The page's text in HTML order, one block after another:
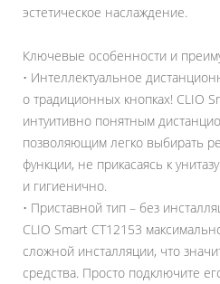
эстетическое наслаждение.
Ключевые особенности и
• Интеллектуальное
о традиционных кнопках! CLIO
интуитивно понятным
позволяющим легко выбирать
функции, не прикасаясь к
и гигиенично.
• Приставной тип – без
CLIO Smart CT12153
сложной инсталляции, что
средства. Просто подключите